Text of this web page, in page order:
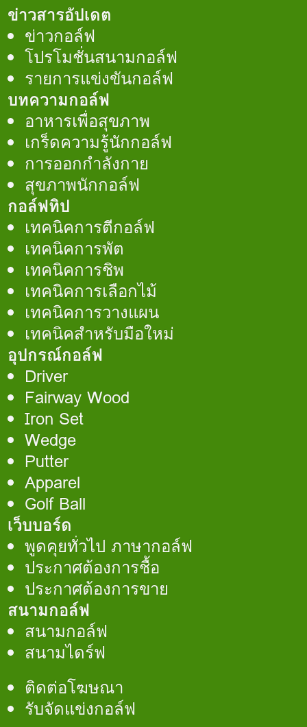
ข่าวสารอัปเดต
ข่าวกอล์ฟ
โปรโมชั่นสนามกอล์ฟ
รายการแข่งขันกอล์ฟ
บทความกอล์ฟ
อาหารเพื่อสุขภาพ
เกร็ดความรู้นักกอล์ฟ
การออกกำลังกาย
สุขภาพนักกอล์ฟ
กอล์ฟทิป
เทคนิคการตีกอล์ฟ
เทคนิคการพัต
เทคนิคการชิพ
เทคนิคการเลือกไม้
เทคนิคการวางแผน
เทคนิคสำหรับมือใหม่
อุปกรณ์กอล์ฟ
Driver
Fairway Wood
Iron Set
Wedge
Putter
Apparel
Golf Ball
เว็บบอร์ด
พูดคุยทั่วไป ภาษากอล์ฟ
ประกาศต้องการชื้อ
ประกาศต้องการขาย
สนามกอล์ฟ
สนามกอล์ฟ
สนามไดร์ฟ
ติดต่อโฆษณา
รับจัดแข่งกอล์ฟ